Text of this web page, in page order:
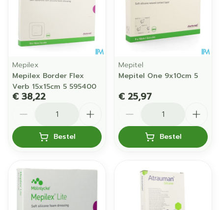
Mepilex
Mepilex Border Flex
Verb 15x15cm 5 595400
€ 38,22
Bestel
Mepitel
Mepitel One 9x10cm 5
€ 25,97
Bestel